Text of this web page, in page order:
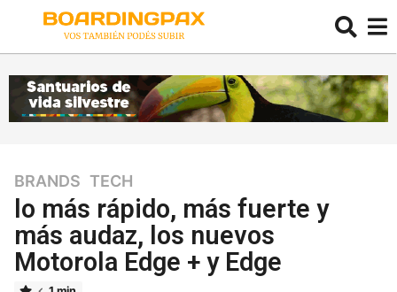
6
a
ñ
o
s
BRANDS ,TECH
lo más rápido, más fuerte y
más audaz, los nuevos
Motorola Edge + y Edge